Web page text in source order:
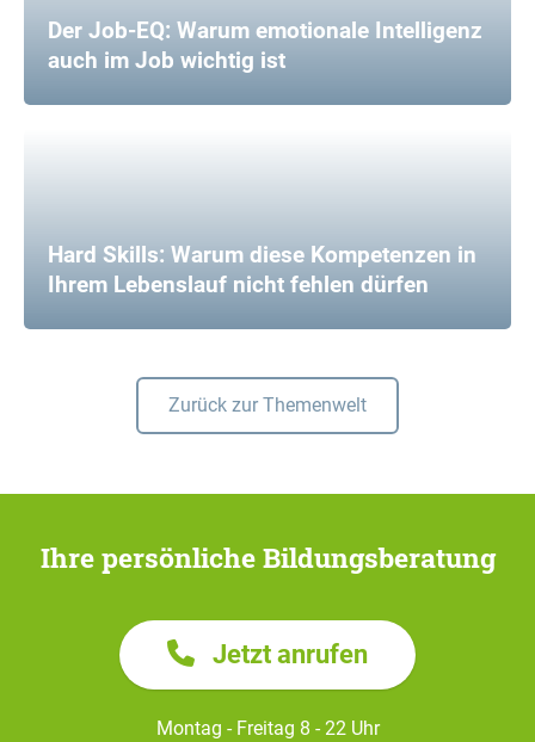
Der Job-EQ: Warum emotionale Intelligenz
auch im Job wichtig ist
Hard Skills: Warum diese Kompetenzen in
Ihrem Lebenslauf nicht fehlen dürfen
Zurück zur Themenwelt
Ihre persönliche Bildungsberatung
Jetzt anrufen
Montag - Freitag 8 - 22 Uhr